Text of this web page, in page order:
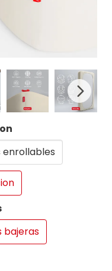
enrollables
bajeras